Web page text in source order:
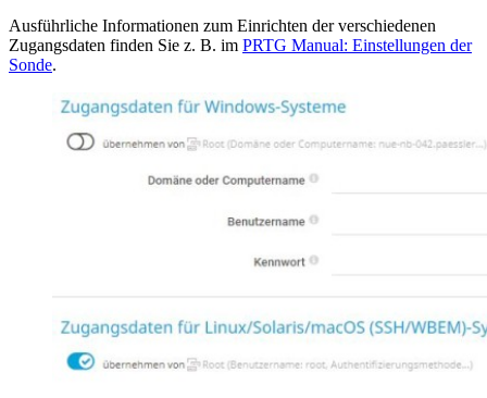
Ausführliche Informationen zum Einrichten der verschiedenen
Zugangsdaten finden Sie z. B. im PRTG Manual: Einstellungen der
Sonde.